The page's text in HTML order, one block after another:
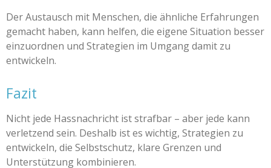
Der Austausch mit Menschen, die ähnliche Erfahrungen
gemacht haben, kann helfen, die eigene Situation besser
einzuordnen und Strategien im Umgang damit zu
entwickeln.
Fazit
Nicht jede Hassnachricht ist strafbar – aber jede kann
verletzend sein. Deshalb ist es wichtig, Strategien zu
entwickeln, die Selbstschutz, klare Grenzen und
Unterstützung kombinieren.